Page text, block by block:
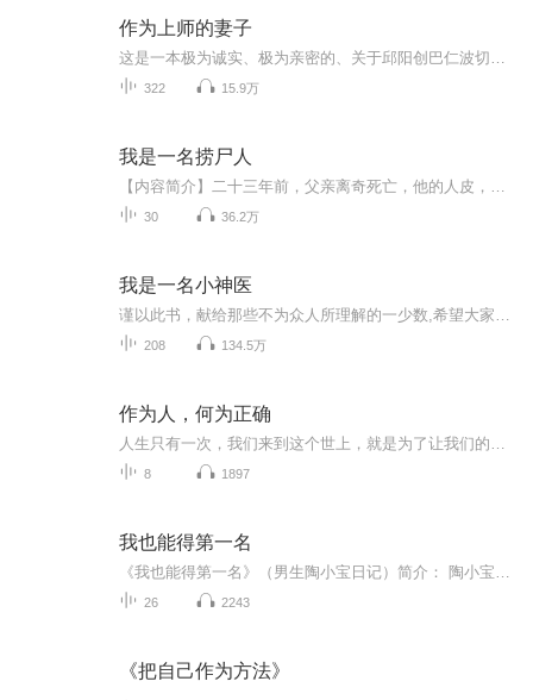
作为上师的妻子
322 15.9万
我是一名捞尸人
30 36.2万
我是一名小神医
208 134.5万
作为人，何为正确
8 1897
我也能得第一名
26 2243
《把自己作为方法》